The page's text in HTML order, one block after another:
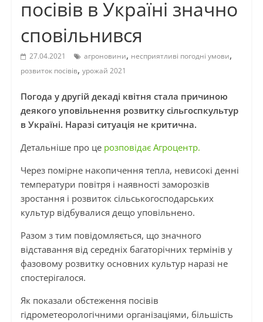
посівів в Україні значно
сповільнився
27.04.2021 агроновини, несприятливі погодні умови,
розвиток посівів, урожай 2021
Погода у другій декаді квітня стала причиною
деякого уповільнення розвитку сільгоспкультур
в Україні. Наразі ситуація не критична.
Детальніше про це розповідає Агроцентр.
Через помірне накопичення тепла, невисокі денні
температури повітря і наявності заморозків
зростання і розвиток сільськогосподарських
культур відбувалися дещо уповільнено.
Разом з тим повідомляється, що значного
відставання від середніх багаторічних термінів у
фазовому розвитку основних культур наразі не
спостерігалося.
Як показали обстеження посівів
гідрометеорологічними організаціями, більшість